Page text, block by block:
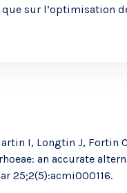
sur l’optimisation
I, Longtin J, Fortin
an accurate
25;2(5):acmi000116.